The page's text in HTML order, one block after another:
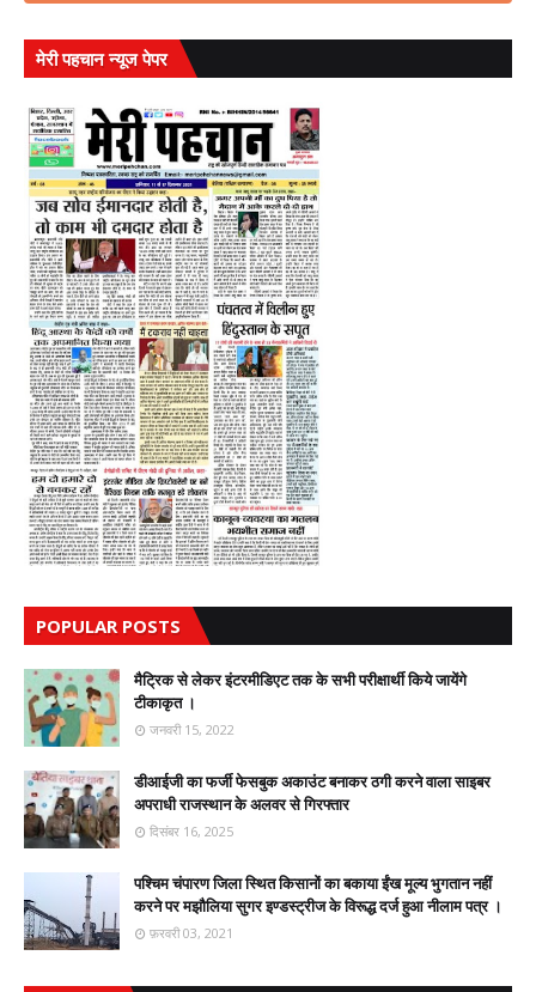
मेरी पहचान न्यूज पेपर
POPULAR POSTS
मैट्रिक से लेकर इंटरमीडिएट तक के सभी परीक्षार्थी किये जायेंगे
टीकाकृत ।
जनवरी 15, 2022
डीआईजी का फर्जी फेसबुक अकाउंट बनाकर ठगी करने वाला साइबर
अपराधी राजस्थान के अलवर से गिरफ्तार
दिसंबर 16, 2025
पश्चिम चंपारण जिला स्थित किसानों का बकाया ईंख मूल्य भुगतान नहीं
करने पर मझौलिया सुगर इण्डस्ट्रीज के विरूद्ध दर्ज हुआ नीलाम पत्र ।
फ़रवरी 03, 2021